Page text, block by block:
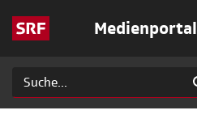
Medienportal